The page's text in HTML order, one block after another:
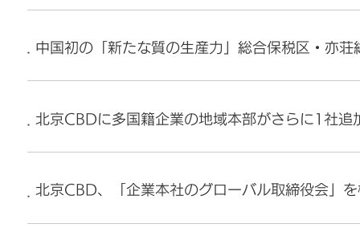
中国初の「新たな質の生産力」総合保税区・亦
北京CBDに多国籍企業の地域本部がさらに1社追
北京CBD、「企業本社のグローバル取締役会」